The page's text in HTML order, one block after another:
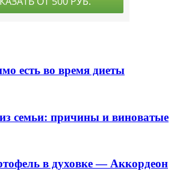
есть во время диеты
семьи: причины и виноватые
в духовке — Аккордеон